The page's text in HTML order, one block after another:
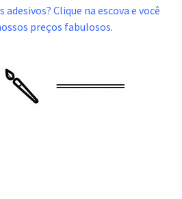
Clique na escova e você
preços fabulosos.